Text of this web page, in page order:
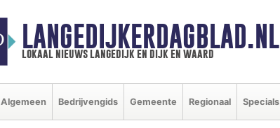
LANGEDIJKERDAGBLAD.NL
lokaal nieuws langedijk en dijk en waard
Algemeen Bedrijvengids Gemeente Regionaal Specials